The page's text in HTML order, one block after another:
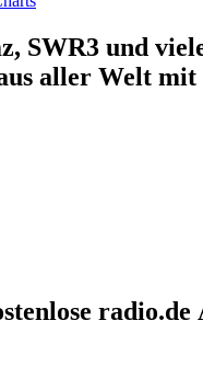
SWR3 und
aller Welt mit
radio.de